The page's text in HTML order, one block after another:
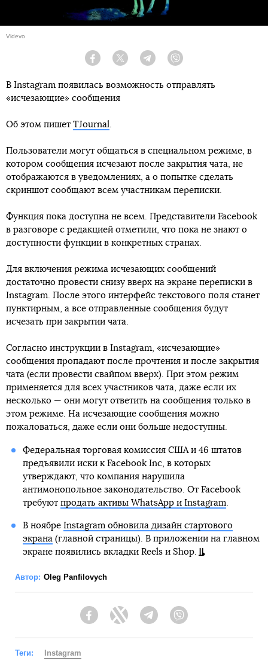
Videvo
Facebook Twitter Telegram
В Instagram появилась возможность отправлять
«исчезающие» сообщения
Об этом пишет TJournal.
Пользователи могут общаться в специальном режиме, в
котором сообщения исчезают после закрытия чата, не
отображаются в уведомлениях, а о попытке сделать
скриншот сообщают всем участникам переписки.
Функция пока доступна не всем. Представители Facebook
в разговоре с редакцией отметили, что пока не знают о
доступности функции в конкретных странах.
Для включения режима исчезающих сообщений
достаточно провести снизу вверх на экране переписки в
Instagram. После этого интерфейс текстового поля станет
пунктирным, а все отправленные сообщения будут
исчезать при закрытии чата.
Согласно инструкции в Instagram, «исчезающие»
сообщения пропадают после прочтения и после закрытия
чата (если провести свайпом вверх). При этом режим
применяется для всех участников чата, даже если их
несколько — они могут ответить на сообщения только в
этом режиме. На исчезающие сообщения можно
пожаловаться, даже если они больше недоступны.
Федеральная торговая комиссия США и 46 штатов
предъявили иски к Facebook Inc, в которых
утверждают, что компания нарушила
антимонопольное законодательство. От Facebook
требуют продать активы WhatsApp и Instagram.
В ноябре Instagram обновила дизайн стартового
экрана(главной страницы). В приложении на главном
экране появились вкладки Reels и Shop.
Автор: Oleg Panfilovych
FacebookTwitter Telegram
Теги: Instagram